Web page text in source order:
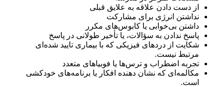
از دست دادن علاقه به علایق قبلی
نداشتن انرژی برای مشارکت
داشتن بی‌خوابی یا کابوس‌های مکرر
پاسخ ندادن به سؤالات، یا تأخیر طولانی در پاسخ
شکایت از دردهای فیزیکی که با بیماری تایید شده‌ای
مرتبط نیست.
تجربه اضطراب و ترس‌ها یا فوبیاهای متعدد
مکالمه‌ای که نشان دهنده افکار یا برنامه‌های خودکشی
است.